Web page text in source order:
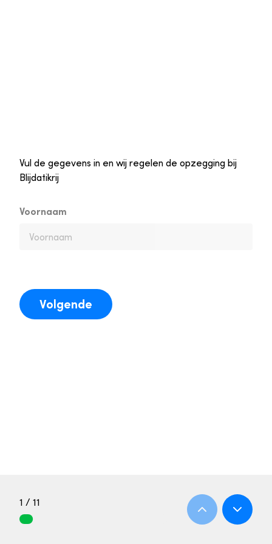
Vul de gegevens in en wij regelen de opzegging bij
Blijdatikrij
Voornaam
Volgende
1 / 11